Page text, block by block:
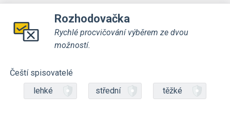
Rozhodovačka
Rychlé procvičování výběrem ze dvou
možností.
Čeští spisovatelé
lehké
střední těžké